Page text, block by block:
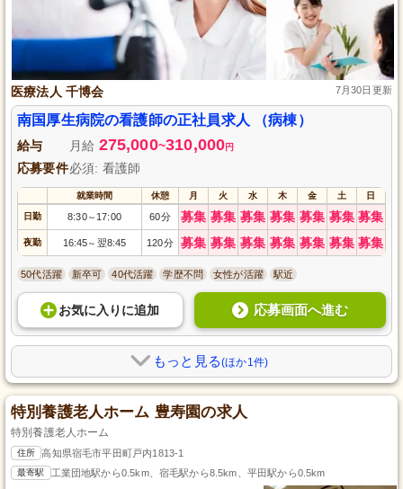
医療法人 千博会 7月30日更新
南国厚生病院の看護師の正社員求人 （病棟）
給与 月給 275,000~310,000円
応募要件必須: 看護師
就業時間 休憩 月 火 水 木 金 土 日
日勤 8:30～ 17:00 60分 募集 募集 募集 募集 募集 募集 募集
夜勤 16:45～ 翌8:45 120分 募集 募集 募集 募集 募集 募集 募集
50代活躍 新卒可 40代活躍 学歴不問 女性が活躍 駅近
お気に入り に追加 応募画面へ進む
もっと見る(ほか1件)
特別養護老人ホーム 豊寿園の求人
特別養護老人ホーム
住所 高知県宿毛市平田町戸内1813-1
最寄駅 工業団地駅から0.5km、宿毛駅から8.5km、平田駅から0.5km